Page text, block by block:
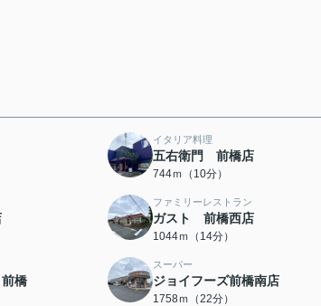
イタリア料理
五右衛門 前橋店
744ｍ（10分）
ファミリーレストラン
ガスト 前橋西店
1044ｍ（14分）
橋
スーパー
ジョイフーズ前橋南店
1758ｍ（22分）